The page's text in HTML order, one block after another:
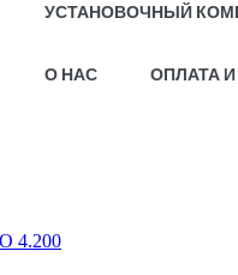
УСТАНОВОЧНЫЙ
О НАС ОПЛАТА